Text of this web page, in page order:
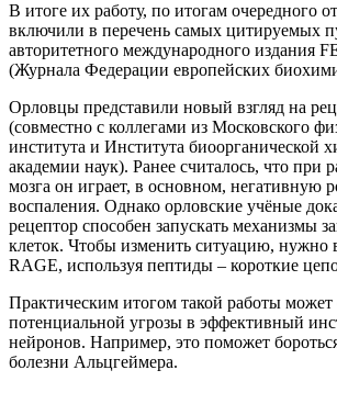
В итоге их работу, по итогам очередного
включили в перечень самых цитируемых
авторитетного международного издания
(Журнала Федерации европейских
Орловцы представили новый взгляд на
(совместно с коллегами из Московского
института и Института биоорганической
академии наук). Ранее считалось, что при
мозга он играет, в основном, негативную
воспаления. Однако орловские учёные
рецептор способен запускать механизмы
клеток. Чтобы изменить ситуацию, нужно
RAGE, используя пептиды – короткие
Практическим итогом такой работы может
потенциальной угрозы в эффективный
нейронов. Например, это поможет
болезни Альцгеймера.